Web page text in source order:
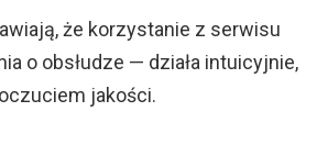
że korzystanie z serwisu
o obsłudze — działa intuicyjnie,
jakości.